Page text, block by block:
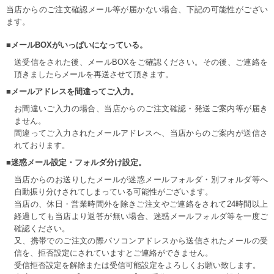
当店からのご注文確認メール等が届かない場合、下記の可能性がござい
ます。
■メールBOXがいっぱいになっている。
送受信をされた後、メールBOXをご確認ください。その後、ご連絡を
頂きましたらメールを再送させて頂きます。
■メールアドレスを間違ってご入力。
お間違いご入力の場合、当店からのご注文確認・発送ご案内等が届き
ません。
間違ってご入力されたメールアドレスへ、当店からのご案内が送信さ
れております。
■迷惑メール設定・フォルダ分け設定。
当店からのお送りしたメールが迷惑メールフォルダ・別フォルダ等へ
自動振り分けされてしまっている可能性がございます。
当店の、休日・営業時間外を除きご注文やご連絡をされて24時間以上
経過しても当店より返答が無い場合、迷惑メールフォルダ等を一度ご
確認ください。
又、携帯でのご注文の際パソコンアドレスから送信されたメールの受
信を、拒否設定にされていますとご連絡ができません。
受信拒否設定を解除または受信可能設定をよろしくお願い致します。